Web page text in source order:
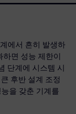
에서 흔히 발생하
면 성능 제한이
단계에 시스템 시
후반 설계 조정
을 갖춘 기계를